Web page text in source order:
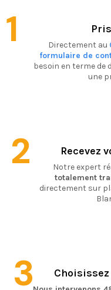
Directement au
formulaire de
besoin en terme de
une
1
Recevez
Notre expert
totalement
directement sur
2
3